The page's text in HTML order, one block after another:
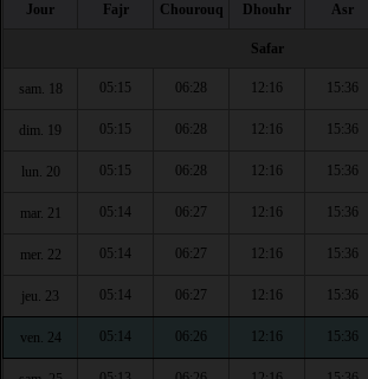
Jour Fajr Chourouq Dhouhr Asr
Safar
sam. 18 05:15 06:28 12:16 15:36
dim. 19 05:15 06:28 12:16 15:36
lun. 20 05:15 06:28 12:16 15:36
mar. 21 05:14 06:27 12:16 15:36
mer. 22 05:14 06:27 12:16 15:36
jeu. 23 05:14 06:27 12:16 15:36
ven. 24 05:14 06:26 12:16 15:36